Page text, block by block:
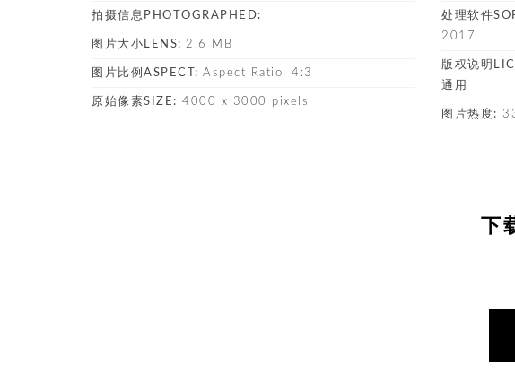
拍摄信息PHOTOGRAPHED:
图片大小LENS: 2.6 MB
图片比例ASPECT: Aspect Ratio: 4:3
原始像素SIZE: 4000 x 3000 pixels
处理软件
2017
版权说明
通用
图片热度: